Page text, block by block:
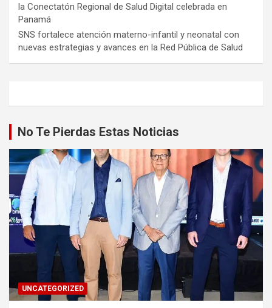
la Conectatón Regional de Salud Digital celebrada en
Panamá
SNS fortalece atención materno-infantil y neonatal con
nuevas estrategias y avances en la Red Pública de Salud
No Te Pierdas Estas Noticias
UNCATEGORIZED